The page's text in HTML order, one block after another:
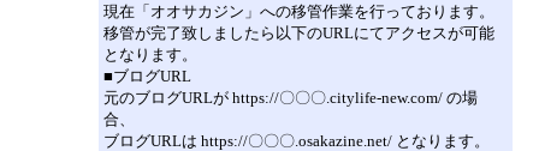
現在「オオサカジン」への移管作業を行っております。
移管が完了致しましたら以下のURLにてアクセスが可能
となります。
■ブログURL
元のブログURLが https://〇〇〇.citylife-new.com/ の場
合、
ブログURLは https://〇〇〇.osakazine.net/ となります。